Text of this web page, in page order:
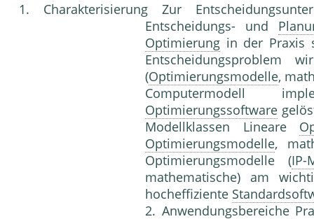
1. Charakterisierung Zur
Entscheidungs- und
Optimierung in der Praxis
Entschei­dungsproblem
(Optimierungsmodelle,
Computermodell
Optimierungssoftware
Modellklassen Lineare
Optimierungsmodelle,
Optimierungs­modelle (IP-
mathematische) am
hocheffiziente
2. Anwendungsbereiche